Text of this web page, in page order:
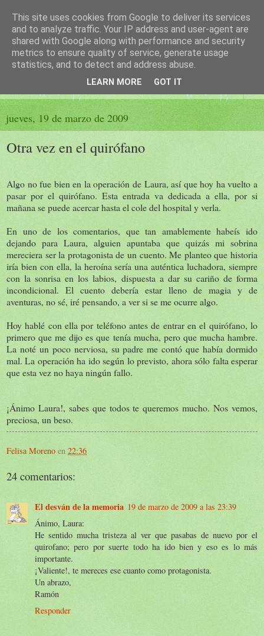
El sueño de las palabras
PÁGINA LITERARIA DE FELISA MORENO
jueves, 19 de marzo de 2009
Otra vez en el quirófano
Algo no fue bien en la operación de Laura, así que hoy ha vuelto a
pasar por el quirófano. Esta entrada va dedicada a ella, por si
mañana se puede acercar hasta el cole del hospital y verla.
En uno de los comentarios, que tan amablemente habeís ido
dejando para Laura, alguien apuntaba que quizás mi sobrina
mereciera ser la protagonista de un cuento. Me planteo que historia
iría bien con ella, la heroína sería una auténtica luchadora, siempre
con la sonrisa en los labios, dispuesta a dar su cariño de forma
incondicional. El cuento debería estar lleno de magia y de
aventuras, no sé, iré pensando, a ver si se me ocurre algo.
Hoy hablé con ella por teléfono antes de entrar en el quirófano, lo
primero que me dijo es que tenía mucha, pero que mucha hambre.
La noté un poco nerviosa, su padre me contó que había dormido
mal. La operación ha ido según lo previsto, ahora sólo falta esperar
que esta vez no haya ningún fallo.
¡Ánimo Laura!, sabes que todos te queremos mucho. Nos vemos,
preciosa, un beso.
Felisa Moreno en 22:36
24 comentarios:
El desván de la memoria 19 de marzo de 2009 a las 23:39
Ánimo, Laura:
He sentido mucha tristeza al ver que pasabas de nuevo por el
quirofano; pero por suerte todo ha ido bien y eso es lo más
importante.
¡Valiente!, te mereces ese cuanto como protagonista.
Un abrazo,
Ramón
Responder
This site uses cookies from Google to deliver its services
and to analyze traffic. Your IP address and user-agent are
shared with Google along with performance and security
metrics to ensure quality of service, generate usage
statistics, and to detect and address abuse.
LEARN MORE GOT IT